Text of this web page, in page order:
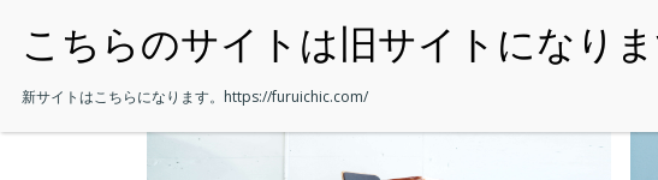
・HOME ・ITEM
新サイトはこちらになります。 https://furuichic.com/